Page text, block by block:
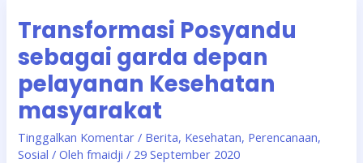
Transformasi Posyandu
sebagai garda depan
pelayanan Kesehatan
masyarakat
Tinggalkan Komentar / Berita, Kesehatan, Perencanaan,
Sosial / Olehfmaidji/ 29 September 2020
Posyandu
sebagai
garda
depan
pelayanan
Kesehatan
masyarakat